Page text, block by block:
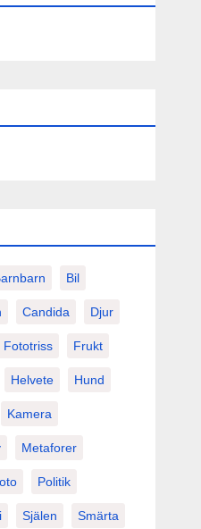
Bil
Candida Djur
Fototriss Frukt
Helvete Hund
Kamera
Metaforer
Politik
Själen Smärta